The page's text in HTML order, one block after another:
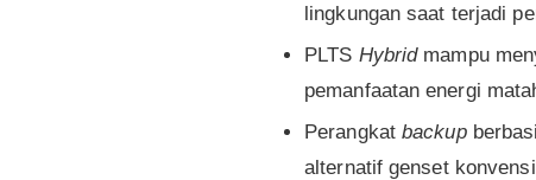
lingkungan saat terjadi
PLTS Hybridmampu
pemanfaatan energi
Perangkat backup
alternatif genset